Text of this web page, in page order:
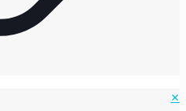
✕